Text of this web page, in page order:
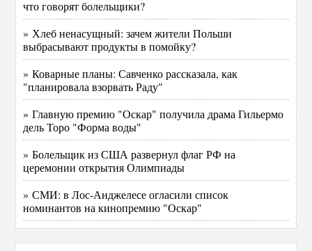
что говорят болельщики?
» Хлеб ненасущный: зачем жители Польши
выбрасывают продукты в помойку?
» Коварные планы: Савченко рассказала, как
"планировала взорвать Раду"
» Главную премию "Оскар" получила драма Гильермо
дель Торо "Форма воды"
» Болельщик из США развернул флаг РФ на
церемонии открытия Олимпиады
» СМИ: в Лос-Анджелесе огласили список
номинантов на кинопремию "Оскар"